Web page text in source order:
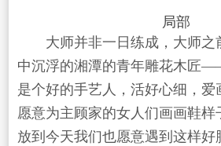
局部
大师并非一日练成，大师之
中沉浮的湘潭的青年雕花木匠
是个好的手艺人，活好心细，爱
愿意为主顾家的女人们画画鞋样
放到今天我们也愿意遇到这样好